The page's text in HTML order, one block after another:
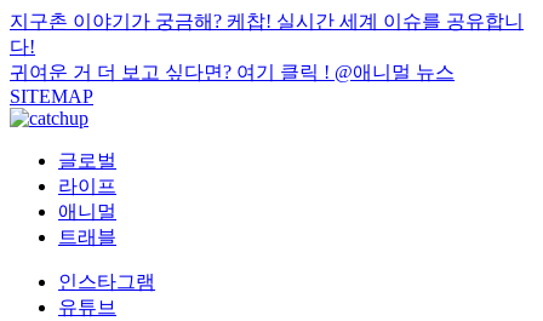
지구촌 이야기가 궁금해? 케찹! 실시간 세계 이슈를 공유합니
다!
귀여운 거 더 보고 싶다면? 여기 클릭 ! @애니멀 뉴스
SITEMAP
글로벌
라이프
애니멀
트래블
인스타그램
유튜브